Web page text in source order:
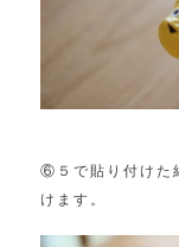
⑥５で貼り付けた
けます。